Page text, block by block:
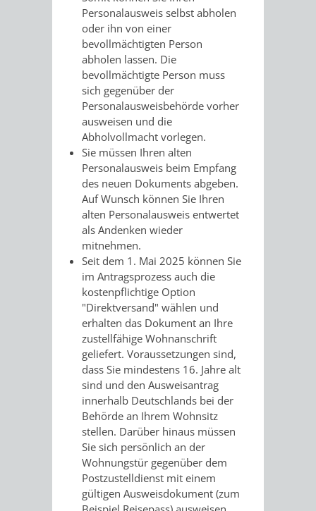
ABSTIMMUNGEN
KOMMUNALE
STEUERN
STADTRECHT
/ JAV
ZENSUS
STADTWEGWEISER
ÄMTER
&
BEHÖRDEN
EINRICHTUNGEN
IN
DER
STADT
FRIEDHÖFE
KIRCHEN
VERKEHR
VERKEHRSINFORMATIONEN
BAHNVERKEHR
BUSVERKEHR
CARSHARING
Personalausweis selbst abholen
oder ihn von einer
bevollmächtigten Person
abholen lassen. Die
bevollmächtigte Person muss
sich gegenüber der
Personalausweisbehörde vorher
ausweisen und die
Abholvollmacht vorlegen.
Sie müssen Ihren alten
Personalausweis beim Empfang
des neuen Dokuments abgeben.
Auf Wunsch können Sie Ihren
alten Personalausweis entwertet
als Andenken wieder
mitnehmen.
Seit dem 1. Mai 2025 können Sie
im Antragsprozess auch die
kostenpflichtige Option
"Direktversand" wählen und
erhalten das Dokument an Ihre
zustellfähige Wohnanschrift
geliefert. Voraussetzungen sind,
dass Sie mindestens 16. Jahre alt
sind und den Ausweisantrag
innerhalb Deutschlands bei der
Behörde an Ihrem Wohnsitz
stellen. Darüber hinaus müssen
Sie sich persönlich an der
Wohnungstür gegenüber dem
Postzustelldienst mit einem
gültigen Ausweisdokument (zum